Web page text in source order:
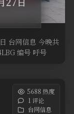
台网信息 今晚共
编号 呼号
5688 热度
1 评论
台网信息